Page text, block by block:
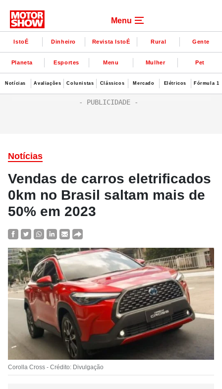
Menu
IstoÉ Dinheiro Revista IstoÉ Rural Gente
Planeta Esportes Menu Mulher Pet
Notícias Avaliações Colunistas Clássicos Mercado Elétricos Fórmula 1
Notícias
Vendas de carros eletrificados
0km no Brasil saltam mais de
50% em 2023
Corolla Cross - Crédito: Divulgação